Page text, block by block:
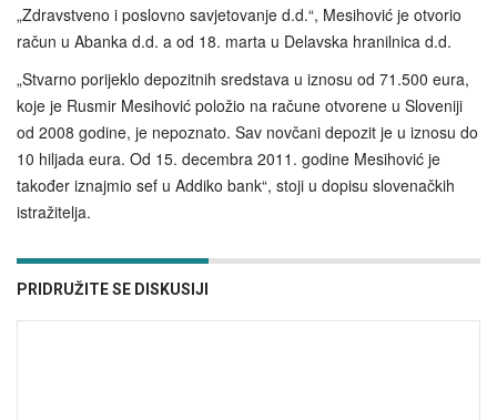
„Zdravstveno i poslovno savjetovanje d.d.“, Mesihović je otvorio
račun u Abanka d.d. a od 18. marta u Delavska hranilnica d.d.
„Stvarno porijeklo depozitnih sredstava u iznosu od 71.500 eura,
koje je Rusmir Mesihović položio na račune otvorene u Sloveniji
od 2008 godine, je nepoznato. Sav novčani depozit je u iznosu do
10 hiljada eura. Od 15. decembra 2011. godine Mesihović je
također iznajmio sef u Addiko bank“, stoji u dopisu slovenačkih
istražitelja.
PRIDRUŽITE SE DISKUSIJI